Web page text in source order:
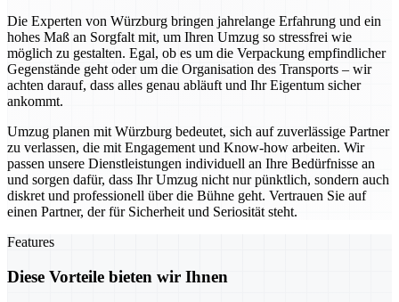
Die Experten von Würzburg bringen jahrelange Erfahrung und ein
hohes Maß an Sorgfalt mit, um Ihren Umzug so stressfrei wie
möglich zu gestalten. Egal, ob es um die Verpackung empfindlicher
Gegenstände geht oder um die Organisation des Transports – wir
achten darauf, dass alles genau abläuft und Ihr Eigentum sicher
ankommt.
Umzug planen mit Würzburg bedeutet, sich auf zuverlässige Partner
zu verlassen, die mit Engagement und Know-how arbeiten. Wir
passen unsere Dienstleistungen individuell an Ihre Bedürfnisse an
und sorgen dafür, dass Ihr Umzug nicht nur pünktlich, sondern auch
diskret und professionell über die Bühne geht. Vertrauen Sie auf
einen Partner, der für Sicherheit und Seriosität steht.
Features
Diese Vorteile bieten wir Ihnen